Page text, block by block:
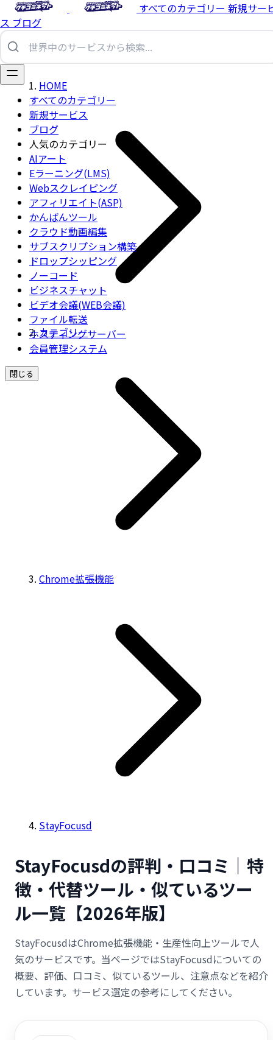
すべてのカテゴリー 新規サー
ス ブログ
すべてのカテゴリー
新規サービス
ブログ
人気のカテゴリー
AIアート
Eラーニング(LMS)
Webスクレイピング
アフィリエイト(ASP)
かんばんツール
クラウド動画編集
サブスクリプション構築
ドロップシッピング
ノーコード
ビジネスチャット
ビデオ会議(WEB会議)
ファイル転送
ホスティングサーバー
会員管理システム
閉じる
HOME
カテゴリー
Chrome拡張機能
StayFocusd
StayFocusdの評判・口コミ｜特
徴・代替ツール・似ているツー
ル一覧【2026年版】
StayFocusdはChrome拡張機能・生産性向上ツールで人
気のサービスです。当ページではStayFocusdについての
概要、評価、口コミ、似ているツール、注意点などを紹介
しています。サービス選定の参考にしてください。